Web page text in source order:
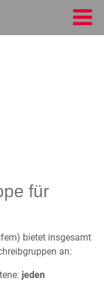
für
fem) bietet insgesamt
an:
jeden